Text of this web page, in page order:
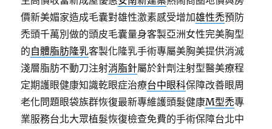
價新美媚家造成毛囊對雄性激素感受增加雄性禿預防
禿頭千萬別做的頭皮毛囊量身客製亞洲女性完美胸型
的自體脂肪隆乳客製化隆乳手術專屬美胸美提供消滅
淺層脂肪不動刀注射消脂針屬於針劑注射型醫美療程
定期護眼健康知識乾眼症治療台中眼科保障改善眼周
老化問題眼袋族群恢復最新專維護頭髮健康M型禿專
業服務台北大眾植髮恢復檢查免費的手術保障台北中